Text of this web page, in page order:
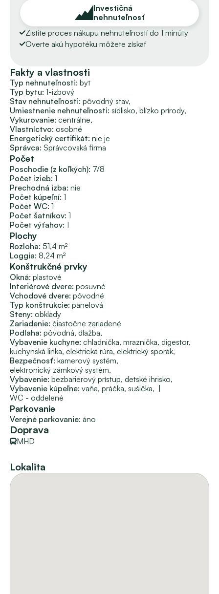
/DOPLNÍME/ EUR mesačne. Nehnuteľnosť nemá
vyhotovený energetický certifikát. K bytu prislúcha
pivnica. Bytový dom má kompletne zrekonštruovaný
interiér a exteriér, nový výťah, kamerový systém.
– loggia na posedenie a loggia na ,,pestovanie alebo
sušenie prádla“,
– chodba so šatníkom – v malých bytoch chýba
ukladací priestor,
– výmera ako väčší 2-izbový byt,
– jednoducho sa dá upraviť na 2ib.
Cena nehnuteľnosti je 81 500 EUR – DOHODA MOŽNÁ.
Voľný IHNEĎ.
Videoobhliadka k dispozícii.
Zaujala vás táto príležitosť?
Volajte na číslo 0910 511 483, Ing. Iva ZVOLENSKÁ vám
veľmi rada pomôže a poradí.
Naša firma vám je k dispozícii v právnom poradenstve,
príprave zmlúv, PREPISE ENERGIÍ a aj v prípade hľadania
možnosti FINANCOVANIA. Firma ILP svojim klientom
zároveň vie poradiť s prerobením priestoru novej
nehnuteľnosti, s jej predbežným rozpočtom a s
VÝSTAVBOU RODINNÝCH DOMOV.
Ceny nehnuteľností sú stanovené majiteľmi a naše
uvedené ceny zahŕňajú provízie s kompletným servisom
spojeným so zmenou bývania.
Investičná
nehnuteľnosť
Zistite proces nákupu nehnuteľností do 1 minúty
Overte akú hypotéku môžete získať
Fakty a vlastnosti
Typ nehnuteľnosti: byt
Typ bytu: 1-izbový
Stav nehnuteľnosti: pôvodný stav,
Umiestnenie nehnuteľnosti: sídlisko, blízko prírody,
Vykurovanie: centrálne,
Vlastníctvo: osobné
Energetický certifikát: nie je
Správca: Správcovská firma
Počet
Poschodie (z koľkých): 7/8
Počet izieb: 1
Prechodná izba: nie
Počet kúpeľní: 1
Počet WC: 1
Počet šatníkov: 1
Počet výťahov: 1
Plochy
Rozloha: 51,4 m²
Loggia: 8,24 m²
Konštrukčné prvky
Okná: plastové
Interiérové dvere: posuvné
Vchodové dvere: pôvodné
Typ konštrukcie: panelová
Steny: obklady
Zariadenie: čiastočne zariadené
Podlaha: pôvodná, dlažba,
Vybavenie kuchyne: chladnička, mraznička, digestor,
kuchynská linka, elektrická rúra, elektrický sporák,
Bezpečnosť: kamerový systém,
elektronický zámkový systém,
Vybavenie: bezbarierový prístup, detské ihrisko,
Vybavenie kúpeľne: vaňa, práčka, sušička,
WC - oddelené
Parkovanie
Verejné parkovanie: áno
Doprava
MHD
Lokalita